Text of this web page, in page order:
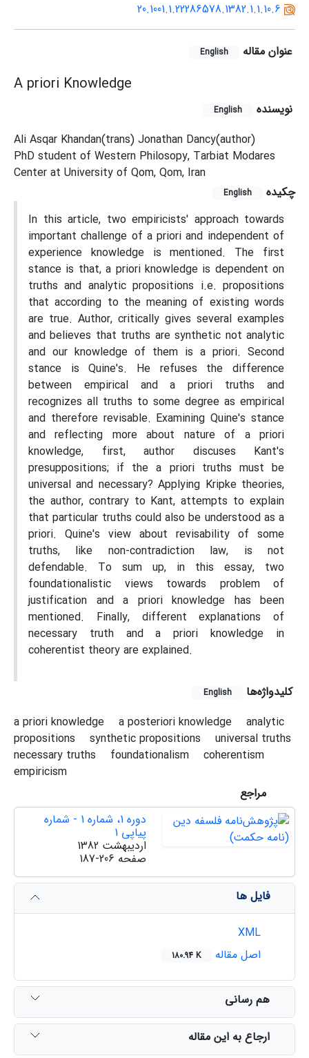
20.1001.1.22286578.1382.1.1.10.6
عنوان مقاله English
A priori Knowledge
نویسنده English
Ali Asqar Khandan(trans) Jonathan Dancy(author)
PhD student of Western Philosopy, Tarbiat Modares
Center at University of Qom, Qom, Iran
چکیده
English
In this article, two empiricists' approach towards
important challenge of a priori and independent of
experience knowledge is mentioned. The first
stance is that, a priori knowledge is dependent on
truths and analytic propositions i.e. propositions
that according to the meaning of existing words
are true. Author, critically gives several examples
and believes that truths are synthetic not analytic
and our knowledge of them is a priori. Second
stance is Quine's. He refuses the difference
between empirical and a priori truths and
recognizes all truths to some degree as empirical
and therefore revisable. Examining Quine's stance
and reflecting more about nature of a priori
knowledge, first, author discuses Kant's
presuppositions; if the a priori truths must be
universal and necessary? Applying Kripke theories,
the author, contrary to Kant, attempts to explain
that particular truths could also be understood as a
priori. Quine's view about revisability of some
truths, like non-contradiction law, is not
defendable. To sum up, in this essay, two
foundationalistic views towards problem of
justification and a priori knowledge has been
mentioned. Finally, different explanations of
necessary truth and a priori knowledge in
coherentist theory are explained.
کلیدواژه‌ها English
a priori knowledge a posteriori knowledge
analytic
propositions
synthetic propositions
universal truths
necessary truths
foundationalism
coherentism
empiricism
مراجع
دوره 1، شماره 1 - شماره
پیاپی 1
اردیبهشت 1382
صفحه 187-206
فایل ها
اصل مقاله
180.94 K
هم رسانی
ارجاع به این مقاله